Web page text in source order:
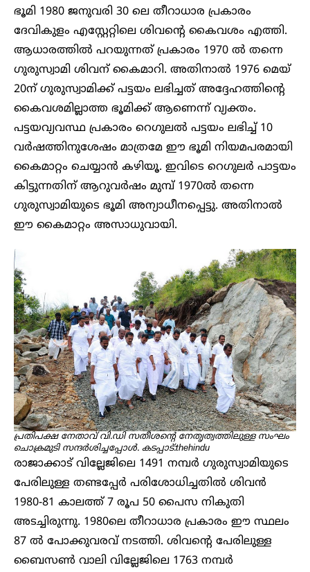
ഭൂമി 1980 ജനുവരി 30 ലെ തീറാധാര പ്രകാരം
ദേവികുളം എസ്റ്റേറ്റിലെ ശിവന്റെ കൈവശം എത്തി.
ആധാരത്തിൽ പറയുന്നത് പ്രകാരം 1970 ൽ തന്നെ
ഗുരുസ്വാമി ശിവന് കൈമാറി. അതിനാൽ 1976 മെയ്
20ന് ഗുരുസ്വാമിക്ക് പട്ടയം ലഭിച്ചത് അദ്ദേഹത്തിന്റെ
കൈവശമില്ലാത്ത ഭൂമിക്ക് ആണെന്ന് വ്യക്തം.
പട്ടയവ്യവസ്ഥ പ്രകാരം റെഗുലൽ പട്ടയം ലഭിച്ച് 10
വർഷത്തിനുശേഷം മാത്രമേ ഈ ഭൂമി നിയമപരമായി
കൈമാറ്റം ചെയ്യാൻ കഴിയൂ. ഇവിടെ റെഗുലർ പാട്ടയം
കിട്ടുന്നതിന് ആറുവർഷം മുമ്പ് 1970ൽ തന്നെ
ഗുരുസ്വാമിയുടെ ഭൂമി അന്യാധീനപ്പെട്ടു. അതിനാൽ
ഈ കൈമാറ്റം അസാധുവായി.
പ്രതിപക്ഷ നേതാവ് വി.ഡി സതീശന്റെ നേതൃത്വത്തിലുള്ള സംഘം
ചൊക്രമുടി സന്ദർശിച്ചപ്പോൾ. കടപ്പാട്:thehindu
രാജാക്കാട് വില്ലേജിലെ 1491 നമ്പർ ഗുരുസ്വാമിയുടെ
പേരിലുള്ള തണ്ടപ്പേർ പരിശോധിച്ചതിൽ ശിവൻ
1980-81 കാലത്ത് 7 രൂപ 50 പൈസ നികുതി
അടച്ചിരുന്നു. 1980ലെ തീറാധാര പ്രകാരം ഈ സ്ഥലം
87 ൽ പോക്കുവരവ് നടത്തി. ശിവന്റെ പേരിലുള്ള
ബൈസൺ വാലി വില്ലേജിലെ 1763 നമ്പർ